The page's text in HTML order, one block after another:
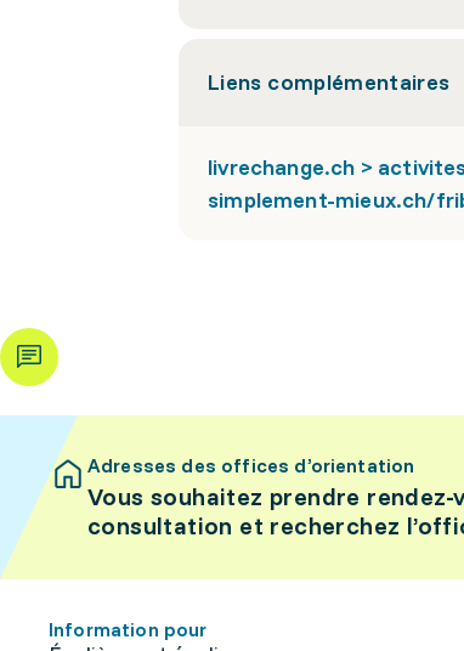
Liens complémentaires
livrechange.ch >
simplement-mieux.ch/
Adresses des offices d’orientation
Vous souhaitez prendre rendez-
consultation et recherchez
Information pour